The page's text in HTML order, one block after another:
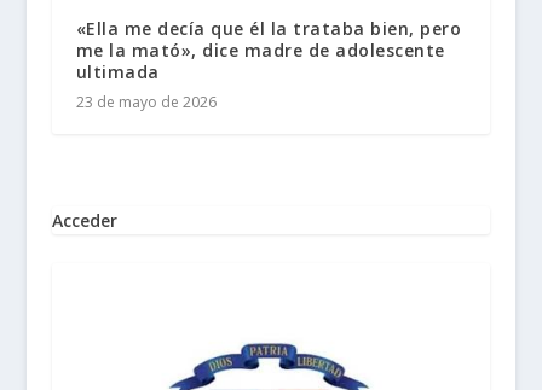
«Ella me decía que él la trataba bien, pero
me la mató», dice madre de adolescente
ultimada
23 de mayo de 2026
Acceder